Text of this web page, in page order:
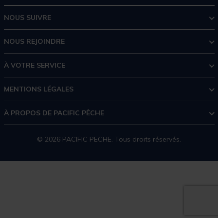
NOUS SUIVRE
NOUS REJOINDRE
À VOTRE SERVICE
MENTIONS LÉGALES
À PROPOS DE PACIFIC PÊCHE
© 2026 PACIFIC PECHE. Tous droits réservés.